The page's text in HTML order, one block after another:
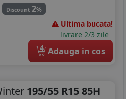
Discount 2%
Ultima bucata!
livrare 2/3 zile
4 Adauga in cos
195/55 R15 85H